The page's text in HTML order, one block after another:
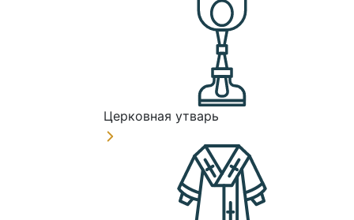
Церковная утварь